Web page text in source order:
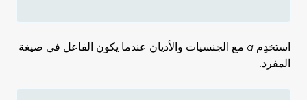
استخدِم a مع الجنسيات والأديان عندما يكون الفاعل في صيغة
المفرد.